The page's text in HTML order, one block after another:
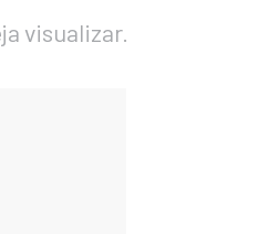
visualizar.